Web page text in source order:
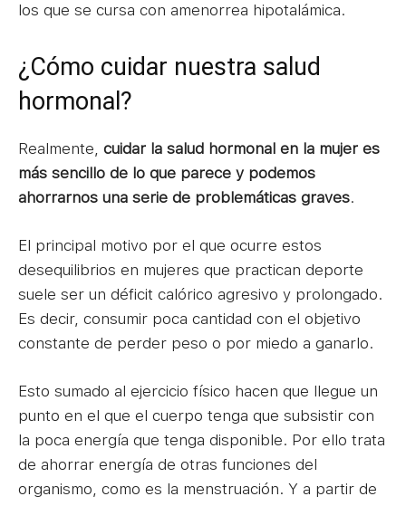
los que se cursa con amenorrea hipotalámica.
¿Cómo cuidar nuestra salud
hormonal?
Realmente, cuidar la salud hormonal en la mujer es
más sencillo de lo que parece y podemos
ahorrarnos una serie de problemáticas graves.
El principal motivo por el que ocurre estos
desequilibrios en mujeres que practican deporte
suele ser un déficit calórico agresivo y prolongado.
Es decir, consumir poca cantidad con el objetivo
constante de perder peso o por miedo a ganarlo.
Esto sumado al ejercicio físico hacen que llegue un
punto en el que el cuerpo tenga que subsistir con
la poca energía que tenga disponible. Por ello trata
de ahorrar energía de otras funciones del
organismo, como es la menstruación. Y a partir de